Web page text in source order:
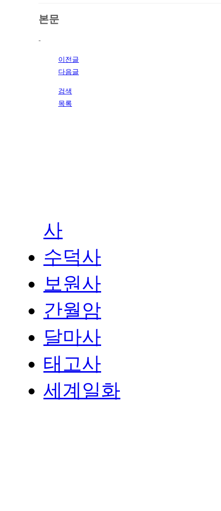
본문
-
이전글
다음글
검색
목록
사
수덕사
보원사
간월암
달마사
태고사
세계일화